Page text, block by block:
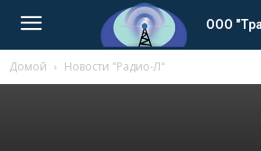
ООО
Домой Новости "Радио-Л"